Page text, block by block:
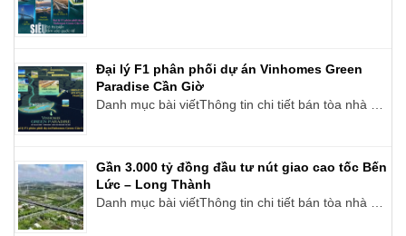
Đại lý F1 phân phối dự án Vinhomes Green
Paradise Cần Giờ
Danh mục bài viếtThông tin chi tiết bán tòa nhà …
Gần 3.000 tỷ đồng đầu tư nút giao cao tốc Bến
Lức – Long Thành
Danh mục bài viếtThông tin chi tiết bán tòa nhà …